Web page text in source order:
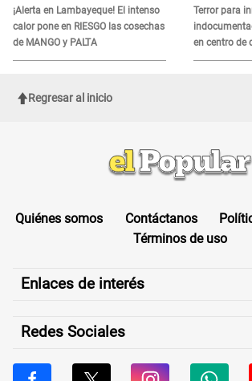
¡Alerta en Lambayeque! El intenso
calor pone en RIESGO las cosechas
de MANGO y PALTA
es?
Terror para
en centro de
sufrir una
Regresar al inicio
Quiénes somos Contáctanos
Términos de uso
Enlaces de interés
Redes Sociales